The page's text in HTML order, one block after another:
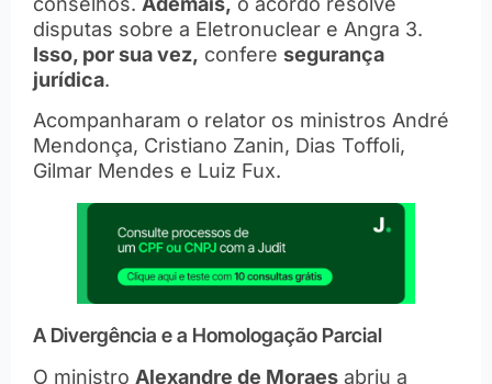
disputas sobre a Eletronuclear e Angra 3.
Isso, por sua vez, confere segurança
jurídica.
Acompanharam o relator os ministros André
Mendonça, Cristiano Zanin, Dias Toffoli,
Gilmar Mendes e Luiz Fux.
A Divergência e a Homologação Parcial
O ministro Alexandre de Moraes abriu a